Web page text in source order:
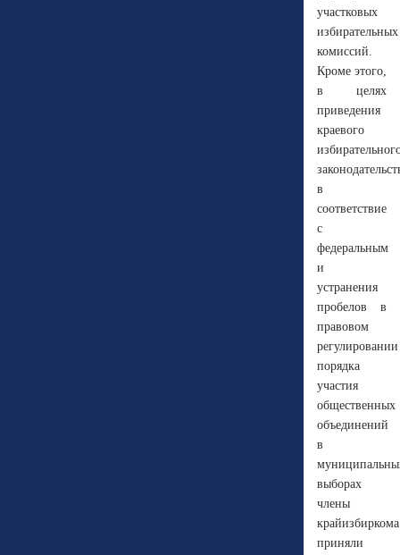
участковых
избирательных
комиссий.
Кроме этого,
в целях
приведения
краевого
в
соответствие
с
федеральным
и
устранения
пробелов в
правовом
регулировании
порядка
участия
общественных
объединений
в
выборах
члены
крайизбиркома
приняли